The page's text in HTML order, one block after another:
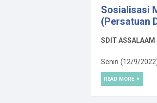
Sosialisasi
(Persatuan
SDIT ASSALAAM
Senin (12/9/
READ MORE